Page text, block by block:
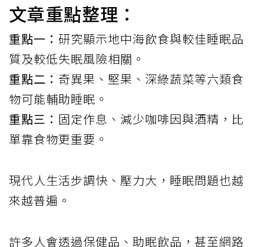
文章重點整理：
重點一： 研究顯示地中海飲食與較佳睡眠品
質及較低失眠風險相關。
重點二： 奇異果、堅果、深綠蔬菜等六類食
物可能輔助睡眠。
重點三： 固定作息、減少咖啡因與酒精，比
單靠食物更重要。
現代人生活步調快、壓力大，睡眠問題也越
來越普遍。
許多人會透過保健品、助眠飲品，甚至網路